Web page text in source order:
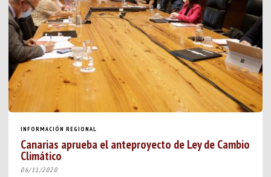
INFORMACIÓN REGIONAL
Canarias aprueba el anteproyecto de Ley de Cambio
Climático
06/11/2020